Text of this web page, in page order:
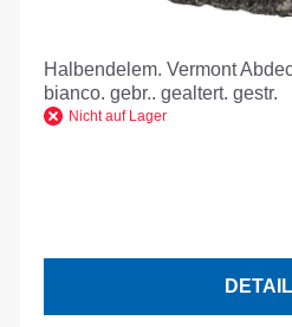
Halbendelem. Vermont
bianco. gebr.. gealtert. gestr.
Nicht auf Lager